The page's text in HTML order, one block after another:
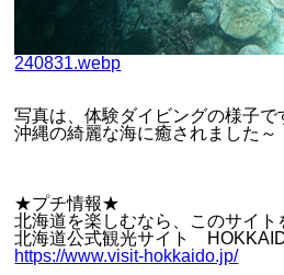
240831.webp
写真は、体験ダイビングの様子で
沖縄の綺麗な海に癒されました～
★プチ情報★
北海道を楽しむなら、このサイト
北海道公式観光サイト
https://www.visit-hokkaido.jp/